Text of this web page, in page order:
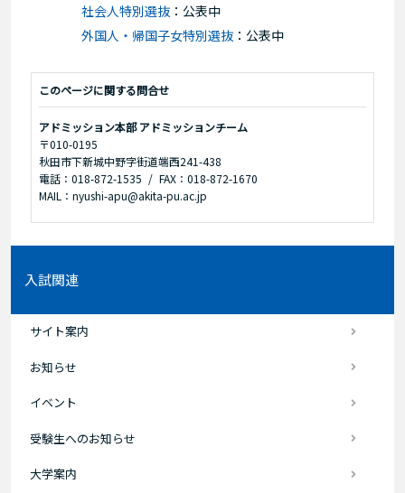
社会人特別選抜： 公表中
外国人・帰国子女特別選抜： 公表中
このページに関する問合せ
アドミッション本部 アドミッションチーム
〒010-0195
秋田市下新城中野字街道端西241-438
電話：018-872-1535
FAX：018-872-1670
MAIL：nyushi-apu@akita-pu.ac.jp
入試関連
サイト案内
お知らせ
イベント
受験生へのお知らせ
大学案内